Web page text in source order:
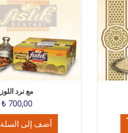
مع نرد اللوز
₺ 700,00
أضف إلى السلة